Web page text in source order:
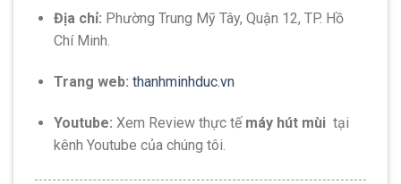
Địa chỉ: Phường Trung Mỹ Tây, Quận 12, TP. Hồ
Chí Minh.
Trang web: thanhminhduc.vn
Youtube: Xem Review thực tế máy hút mùitại
kênh Youtube của chúng tôi.